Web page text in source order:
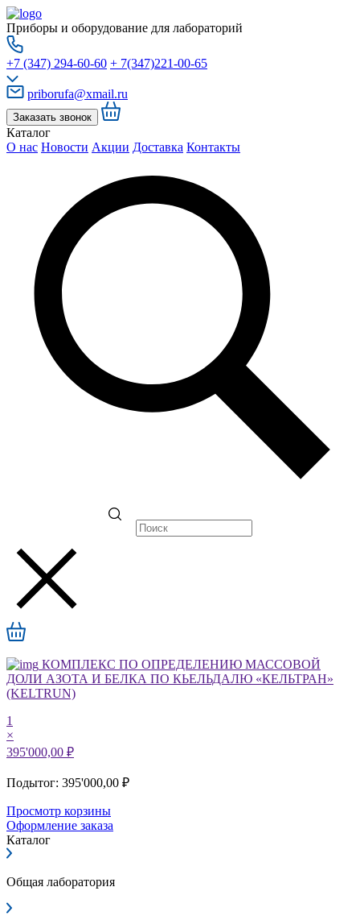
Приборы и оборудование для лабораторий
+7 (347) 294-60-60 + 7(347)221-00-65
priborufa@xmail.ru
Заказать звонок
Каталог
О нас Новости Акции Доставка Контакты
КОМПЛЕКС ПО ОПРЕДЕЛЕНИЮ МАССОВОЙ
ДОЛИ АЗОТА И БЕЛКА ПО КЬЕЛЬДАЛЮ «КЕЛЬТРАН»
(KELTRUN)
1
×
395'000,00 ₽
Подытог: 395'000,00 ₽
Просмотр корзины
Оформление заказа
Каталог
Общая лаборатория